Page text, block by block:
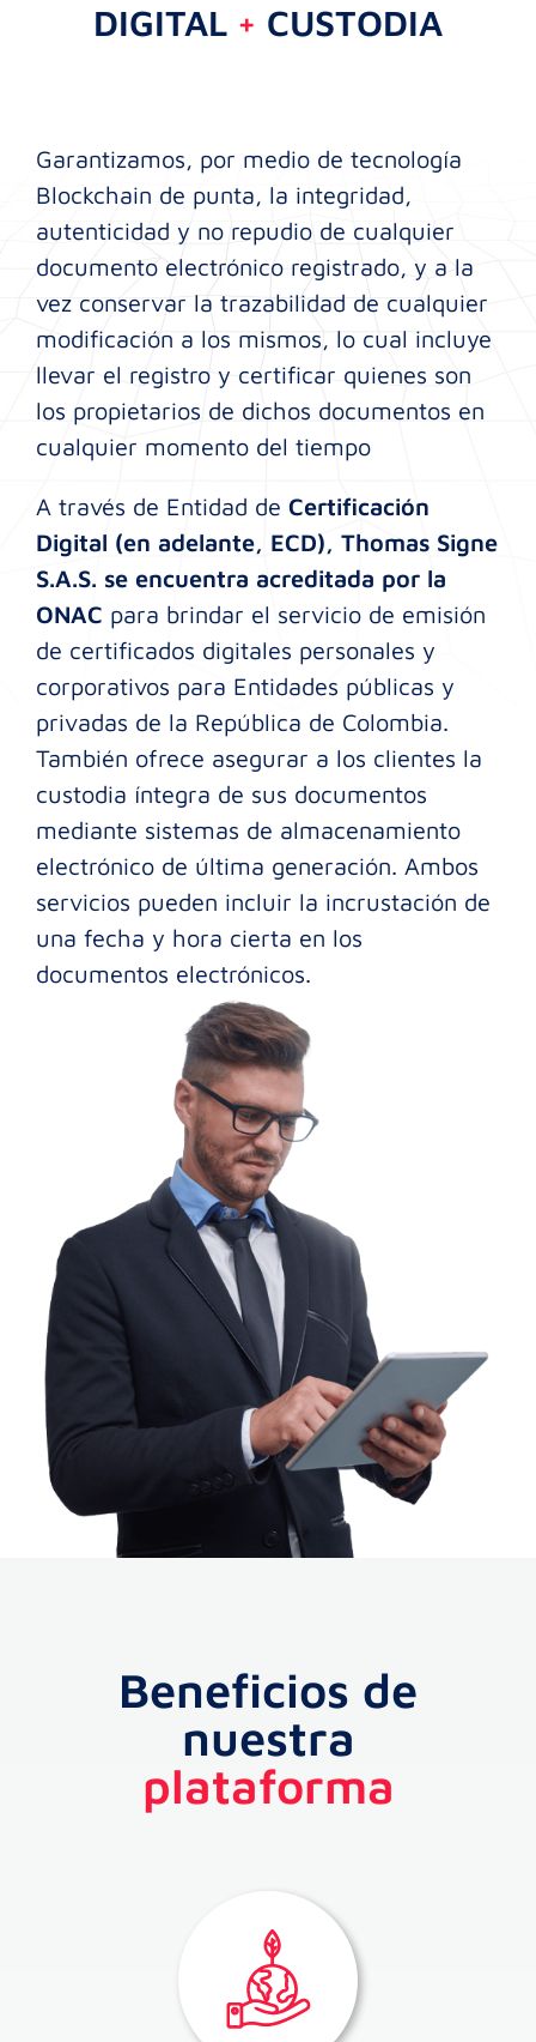
DIGITAL + CUSTODIA
Garantizamos, por medio de tecnología
Blockchain de punta, la integridad,
autenticidad y no repudio de cualquier
documento electrónico registrado, y a la
vez conservar la trazabilidad de cualquier
modificación a los mismos, lo cual incluye
llevar el registro y certificar quienes son
los propietarios de dichos documentos en
cualquier momento del tiempo
A través de Entidad de Certificación
Digital (en adelante, ECD), Thomas Signe
S.A.S. se encuentra acreditada por la
ONAC para brindar el servicio de emisión
de certificados digitales personales y
corporativos para Entidades públicas y
privadas de la República de Colombia.
También ofrece asegurar a los clientes la
custodia íntegra de sus documentos
mediante sistemas de almacenamiento
electrónico de última generación. Ambos
servicios pueden incluir la incrustación de
una fecha y hora cierta en los
documentos electrónicos.
Beneficios de
nuestra
plataforma